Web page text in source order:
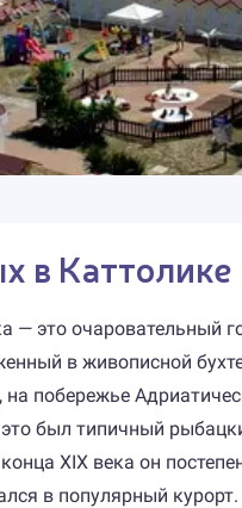
в Каттолике
— это очаровательный
в живописной
побережье
был типичный
XIX века он
в популярный курорт.